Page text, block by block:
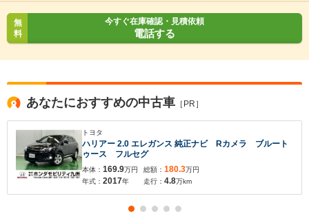
無
料
今すぐ在庫確認・見積依頼
電話する
あなたにおすすめの中古車 ［PR］
トヨタ
ハリアー 2.0 エレガンス 純正ナビ Rカメラ ブルート
ゥース フルセグ
本体： 169.9万円
年式： 2017年
総額： 180.3万円
走行： 4.8万km